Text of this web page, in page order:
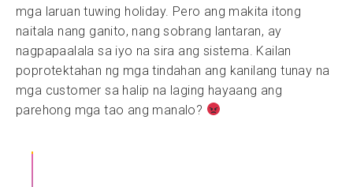
mga laruan tuwing holiday. Pero ang makita itong
naitala nang ganito, nang sobrang lantaran, ay
nagpapaalala sa iyo na sira ang sistema. Kailan
poprotektahan ng mga tindahan ang kanilang tunay na
mga customer sa halip na laging hayaang ang
parehong mga tao ang manalo?